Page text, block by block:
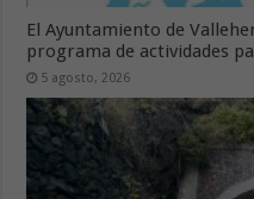
El Ayuntamiento de
programa de actividades
5 agosto, 2026